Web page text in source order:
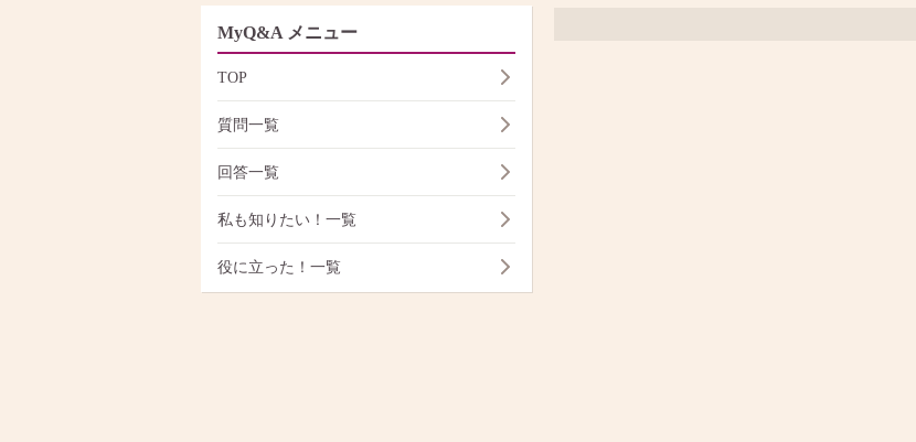
MyQ&A メニュー
TOP
質問一覧
回答一覧
私も知りたい！一覧
役に立った！一覧